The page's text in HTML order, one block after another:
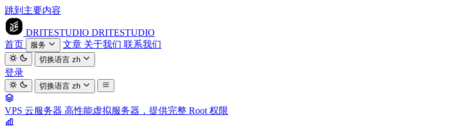
跳到主要内容
DRITESTUDIO DRITESTUDIO
首页
服务 文章 关于我们 联系我们
切换语言zh
登录
切换语言zh
VPS 云服务器 高性能虚拟服务器，提供完整 Root 权限